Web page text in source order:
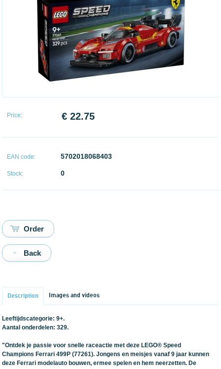
Price: € 22.75
EAN code: 5702018068403
Stock: 0
Back
Description Images and videos
Leeftijdscategorie: 9+.
Aantal onderdelen: 329.
"Ontdek je passie voor snelle raceactie met deze LEGO® Speed
Champions Ferrari 499P (77261). Jongens en meisjes vanaf 9 jaar kunnen
deze Ferrari modelauto bouwen, ermee spelen en hem neerzetten. De